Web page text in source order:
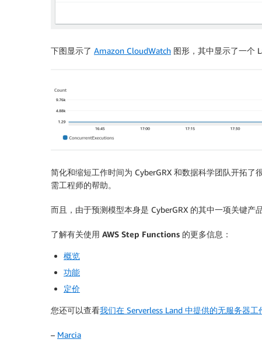
下图显示了 Amazon CloudWatch 图形，其中显示了一个
简化和缩短工作时间为 CyberGRX 和数据科学团队开拓
需工程师的帮助。
而且，由于预测模型本身是 CyberGRX 的其中一项关键产
了解有关使用 AWS Step Functions 的更多信息：
概览
功能
定价
您还可以查看我们在 Serverless Land 中提供的无服务器工
– Marcia